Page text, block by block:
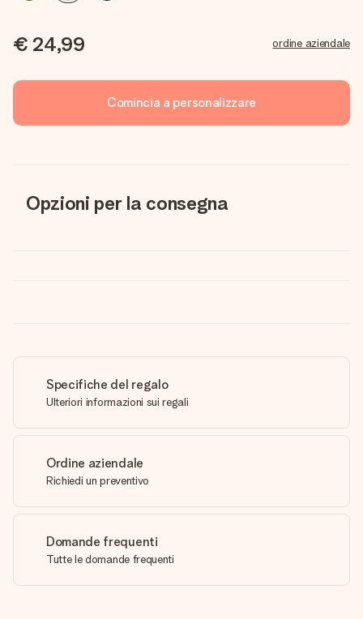
€ 24,99 ordine aziendale
Comincia a personalizzare
Opzioni per la consegna
Specifiche del regalo
Ulteriori informazioni sui regali
Ordine aziendale
Richiedi un preventivo
Domande frequenti
Tutte le domande frequenti